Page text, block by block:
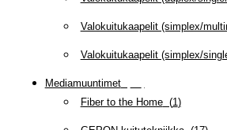
Valokuitukaapelit (simplex/
Valokuitukaapelit (simplex/
Mediamuuntimet(
Fiber to the Home(1)